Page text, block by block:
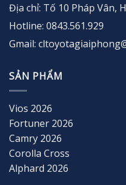
Địa chỉ: Tố 10 Pháp Vân,
Hotline: 0843.561.929
Gmail:
SẢN PHẨM
Vios 2026
Fortuner 2026
Camry 2026
Corolla Cross
Alphard 2026